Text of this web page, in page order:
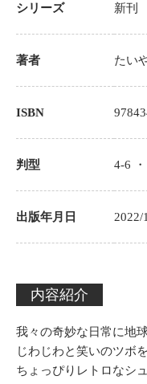
シリーズ 新刊
著者 たい
ISBN
判型 4-6 ・
出版年月日 2022/
内容紹介
我々の奇妙な日常に地
じわじわと笑いのツボ
ちょっぴりレトロなシ